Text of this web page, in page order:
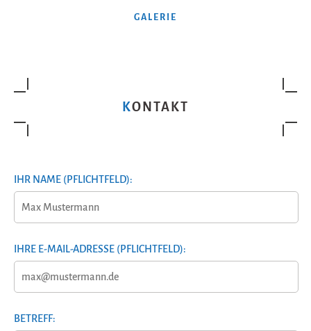
GALERIE
KONTAKT
IHR NAME (PFLICHTFELD):
IHRE E-MAIL-ADRESSE (PFLICHTFELD):
BETREFF: